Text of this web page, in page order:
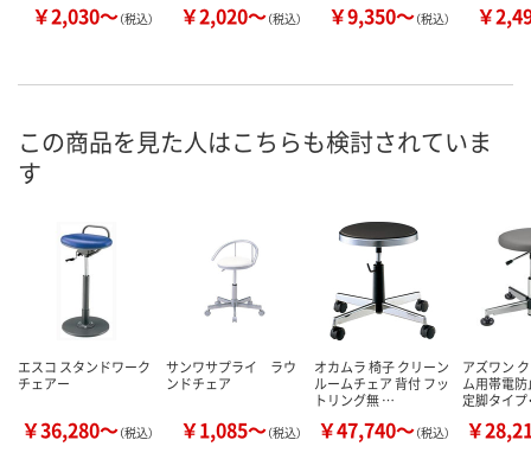
￥2,030～（税込） ￥2,020～（税込） ￥9,350～（税込） ￥
この商品を見た人はこちらも検討されていま
す
エスコ スタンドワーク
チェアー
￥36,280～（税込）
サンワサプライ ラウ
ンドチェア
￥1,085～（税込）
オカムラ 椅子 クリーン
ルームチェア 背付 フッ
トリング無 …
￥47,740～（税込）
アズワン
ム用帯電防
定脚タイ
￥